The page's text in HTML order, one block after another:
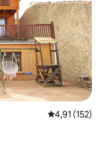
Évaluation
4,91 (152)